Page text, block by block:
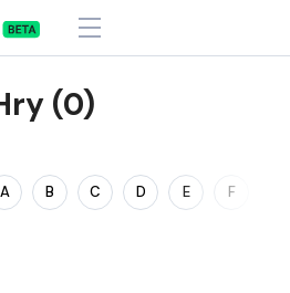
(0)
A B C D E F